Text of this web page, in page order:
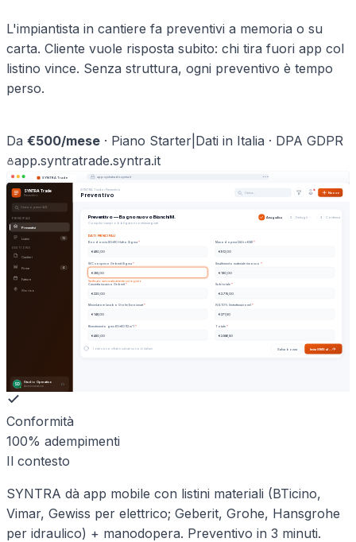
L'impiantista in cantiere fa preventivi a memoria o su
carta. Cliente vuole risposta subito: chi tira fuori app col
listino vince. Senza struttura, ogni preventivo è tempo
perso.
Da €500/mese · Piano Starter Dati in Italia · DPA GDPR
app.syntratrade.syntra.it
SYNTRA Trade app.syntratrade.syntra.it
SYNTRA Trade
Preventivo
Cerca o premi ⌘K
PRINCIPALE
Preventivi
Listini 12
GESTIONE
Cantieri
Firme 4
Fatture
Storico
SD
Studio Operativo
Amministratore
SYNTRA Trade ›Preventivo
Preventivo Cerca… Nuovo
Preventivo — Bagno nuovo Bianchi M.
Compila i campi obbligatori contrassegnati
Anagrafica 2 Dettagli 3 Conferma
DATI PRINCIPALI
Box doccia 90x90 Hafro Sigma*
€ 480,00
WC sospeso Geberit Sigma*
€ 295,00
Verificato automaticamente sul registro
Cassetta incasso Geberit*
€ 220,00
Miscelatore lavabo Grohe Eurosmart*
€ 148,00
Rivestimento gres 60×60 (12 m²) *
€ 480,00
Manodopera (24 h × €38) *
€ 912,00
Smaltimento materiale rimosso *
€ 180,00
Subtotale*
€ 2.715,00
IVA 10% (ristrutturazione) *
€ 271,50
Totale*
€ 2.986,50
I dati sono cifrati e salvati su nodi italiani Salva bozza Invia SMS al …
Conformità
100% adempimenti
Il contesto
SYNTRA dà app mobile con listini materiali (BTicino,
Vimar, Gewiss per elettrico; Geberit, Grohe, Hansgrohe
per idraulico) + manodopera. Preventivo in 3 minuti.